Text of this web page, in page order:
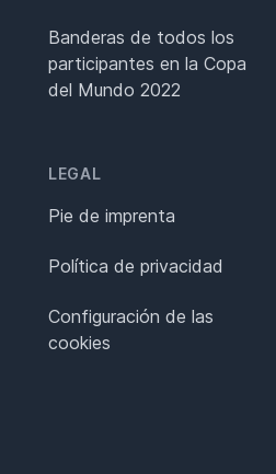
Banderas de todos los
participantes en la Copa
del Mundo 2022
LEGAL
Pie de imprenta
Política de privacidad
Configuración de las
cookies